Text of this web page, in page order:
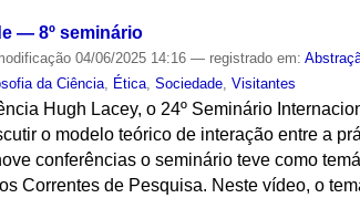
— 8º seminário
04/06/2025 14:16— registrado em:
da Ciência Ética ,Sociedade ,Visitantes
Hugh Lacey, o 24º Seminário
o modelo teórico de interação entre a
conferências o seminário teve como
Correntes de Pesquisa. Neste vídeo, o